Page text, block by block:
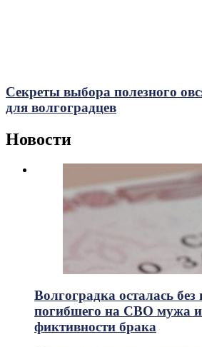
Секреты выбора полезного
для волгоградцев
Новости
Волгоградка осталась без
погибшего на СВО мужа
фиктивности брака